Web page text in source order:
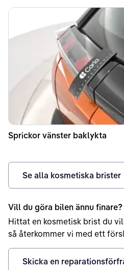
Sprickor vänster baklykta
Se alla kosmetiska brister
Vill du göra bilen ännu finare?
Hittat en kosmetisk brist du
så återkommer vi med ett
Skicka en